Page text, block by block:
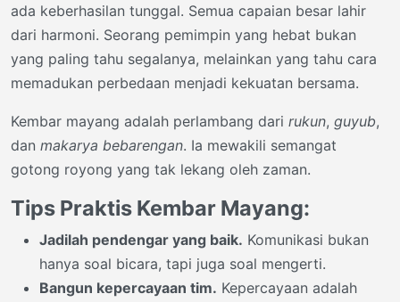
ada keberhasilan tunggal. Semua capaian besar lahir
dari harmoni. Seorang pemimpin yang hebat bukan
yang paling tahu segalanya, melainkan yang tahu cara
memadukan perbedaan menjadi kekuatan bersama.
Kembar mayang adalah perlambang dari rukun, guyub,
dan makarya bebarengan. Ia mewakili semangat
gotong royong yang tak lekang oleh zaman.
Tips Praktis Kembar Mayang:
Jadilah pendengar yang baik. Komunikasi bukan
hanya soal bicara, tapi juga soal mengerti.
Bangun kepercayaan tim. Kepercayaan adalah